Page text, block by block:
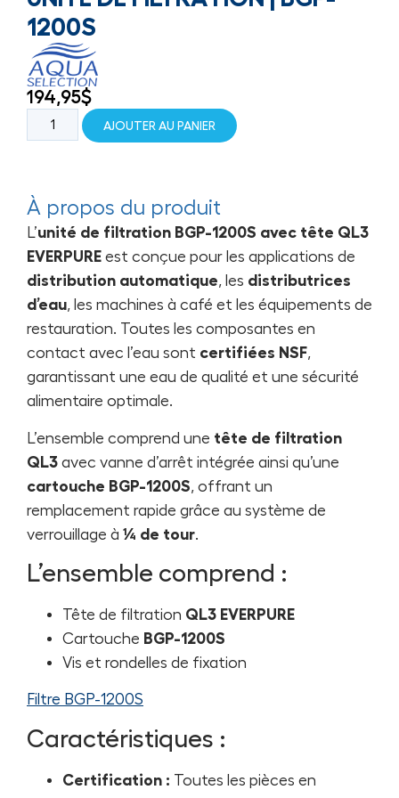
1200S
194,95$
AJOUTER AU PANIER
À propos du produit
L’unité de filtration BGP-1200S avec tête QL3
EVERPURE est conçue pour les applications de
distribution automatique, les distributrices
d’eau, les machines à café et les équipements de
restauration. Toutes les composantes en
contact avec l’eau sont certifiées NSF,
garantissant une eau de qualité et une sécurité
alimentaire optimale.
L’ensemble comprend une tête de filtration
QL3 avec vanne d’arrêt intégrée ainsi qu’une
cartouche BGP-1200S, offrant un
remplacement rapide grâce au système de
verrouillage à ¼ de tour.
L’ensemble comprend :
Tête de filtration QL3 EVERPURE
Cartouche BGP-1200S
Vis et rondelles de fixation
Filtre BGP-1200S
Caractéristiques :
Certification : Toutes les pièces en